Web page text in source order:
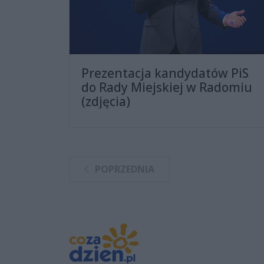
Prezentacja kandydatów PiS
do Rady Miejskiej w Radomiu
(zdjęcia)